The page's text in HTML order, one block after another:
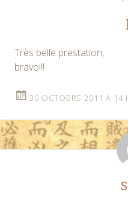
Très belle prestation,
bravo!!!
30 OCTOBRE 2011 À 14